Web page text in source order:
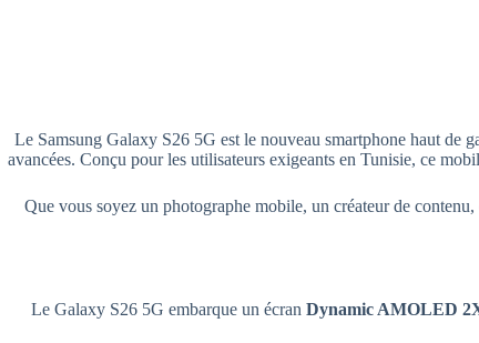
Le Samsung Galaxy S26 5G est le nouveau smartphone haut de
avancées. Conçu pour les utilisateurs exigeants en Tunisie, ce
Que vous soyez un photographe mobile, un créateur de
Le Galaxy S26 5G embarque un écran Dynamic AMOLED